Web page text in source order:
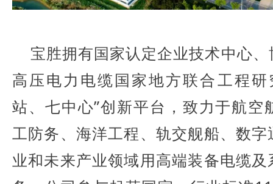
宝胜拥有国家认定企业技术中心
高压电力电缆国家地方联合工程
站、七中心”创新平台，致力于航空
工防务、海洋工程、轨交舰船、数
业和未来产业领域用高端装备电缆